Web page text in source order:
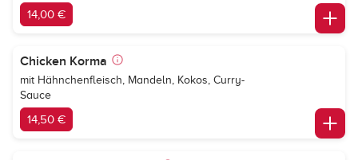
14,00 €
Chicken Korma
mit Hähnchenfleisch, Mandeln, Kokos, Curry-
Sauce
14,50 €